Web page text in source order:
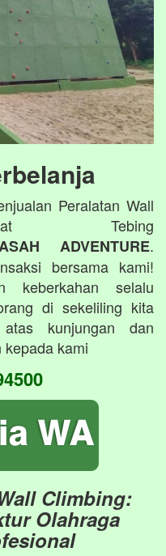
Peralatan Wall
Tebing
ADVENTURE.
bersama kami!
keberkahan selalu
di sekeliling kita
kunjungan dan
kami
Climbing:
Olahraga